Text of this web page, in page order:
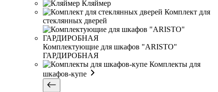
Кляймер
Комплект для
стеклянных дверей
Комплектующие для шкафов "ARISTO"
ГАРДИРОБНАЯ
Комплекты для
шкафов-купе